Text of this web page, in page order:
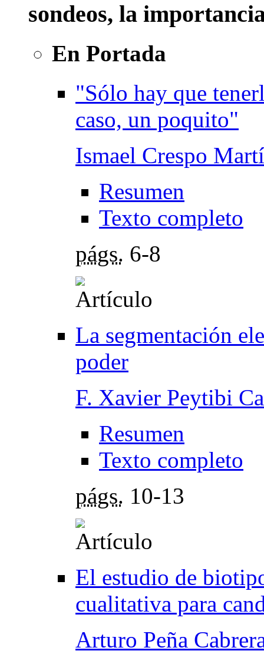
sondeos, la
En Portada
"Sólo hay que
caso, un poquito"
Ismael Crespo
Resumen
Texto completo
págs. 6-8
La segmentación
poder
F. Xavier Peytibi
Resumen
Texto completo
págs. 10-13
El estudio de
cualitativa para
Arturo Peña